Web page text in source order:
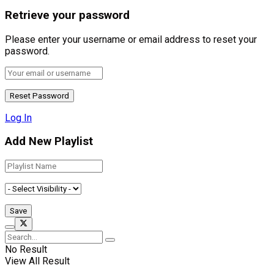
Retrieve your password
Please enter your username or email address to reset your
password.
Log In
Add New Playlist
No Result
View All Result